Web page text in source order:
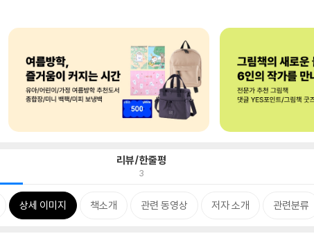
리뷰/한줄평
3
상세 이미지 책소개 관련 동영상 저자 소개 관련분류